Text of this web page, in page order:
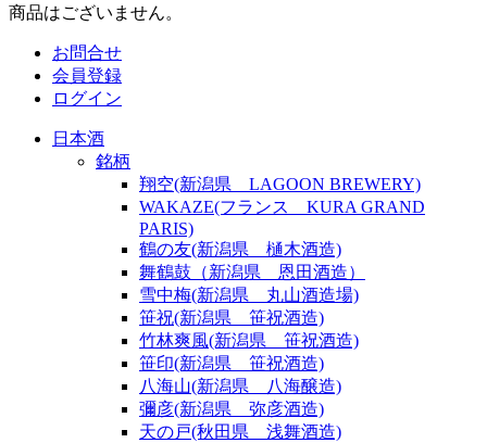
商品はございません。
お問合せ
会員登録
ログイン
日本酒
銘柄
翔空(新潟県 LAGOON BREWERY)
WAKAZE(フランス KURA GRAND
PARIS)
鶴の友(新潟県 樋木酒造)
舞鶴鼓（新潟県 恩田酒造）
雪中梅(新潟県 丸山酒造場)
笹祝(新潟県 笹祝酒造)
竹林爽風(新潟県 笹祝酒造)
笹印(新潟県 笹祝酒造)
八海山(新潟県 八海醸造)
彌彦(新潟県 弥彦酒造)
天の戸(秋田県 浅舞酒造)